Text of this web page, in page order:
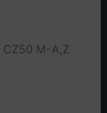
CZ50 M-A,Z